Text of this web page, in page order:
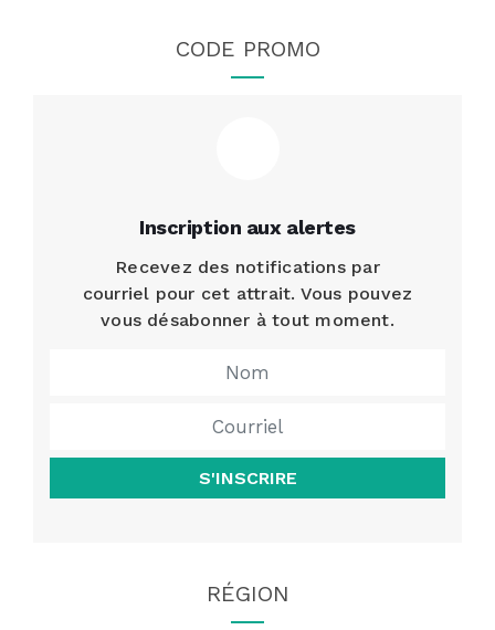
CODE PROMO
Inscription aux alertes
Recevez des notifications par
courriel pour cet attrait. Vous pouvez
vous désabonner à tout moment.
S'INSCRIRE
RÉGION